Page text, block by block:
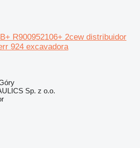
R900952106+ 2cew distribuidor
924 excavadora
Sp. z o.o.